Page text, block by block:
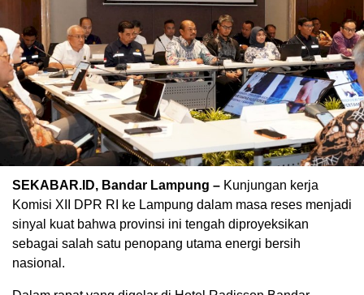
SEKABAR.ID, Bandar Lampung – Kunjungan kerja
Komisi XII DPR RI ke Lampung dalam masa reses menjadi
sinyal kuat bahwa provinsi ini tengah diproyeksikan
sebagai salah satu penopang utama energi bersih
nasional.